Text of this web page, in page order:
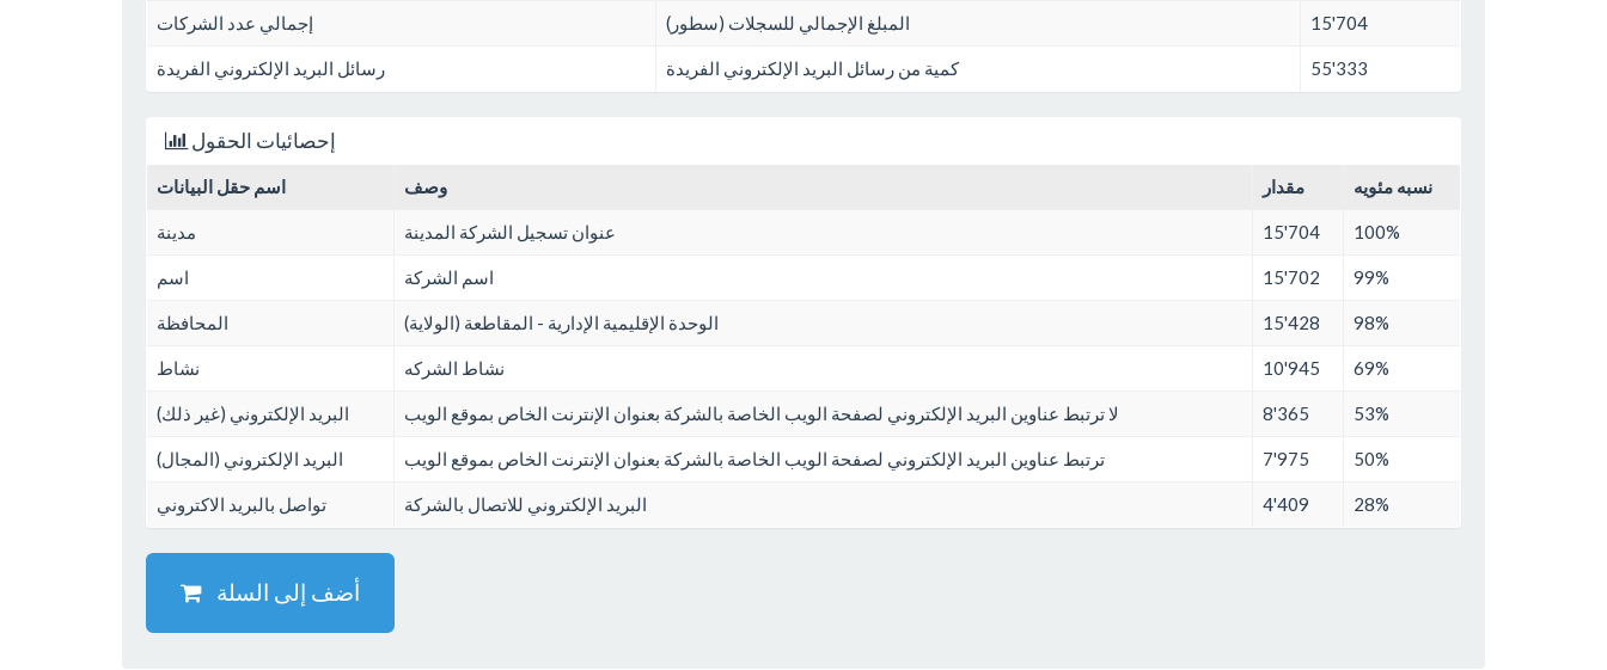
إجمالي عدد الشركات المبلغ الإجمالي للسجلات (سطور) 15'704
رسائل البريد الإلكتروني الفريدة كمية من رسائل البريد الإلكتروني الفريدة 55'333
إحصائيات الحقول
اسم حقل البيانات وصف مقدار نسبه مئويه
مدينة عنوان تسجيل الشركة المدينة 15'704 100%
اسم اسم الشركة 15'702 99%
المحافظة الوحدة الإقليمية الإدارية - المقاطعة (الولاية) 15'428 98%
نشاط نشاط الشركه 10'945 69%
البريد الإلكتروني (غير ذلك) لا ترتبط عناوين البريد الإلكتروني لصفحة الويب الخاصة بالشركة بعنوان الإنترنت الخاص بموقع الويب 8'365 53%
البريد الإلكتروني (المجال) ترتبط عناوين البريد الإلكتروني لصفحة الويب الخاصة بالشركة بعنوان الإنترنت الخاص بموقع الويب 7'975 50%
تواصل بالبريد الاكتروني البريد الإلكتروني للاتصال بالشركة 4'409 28%
أضف إلى السلة